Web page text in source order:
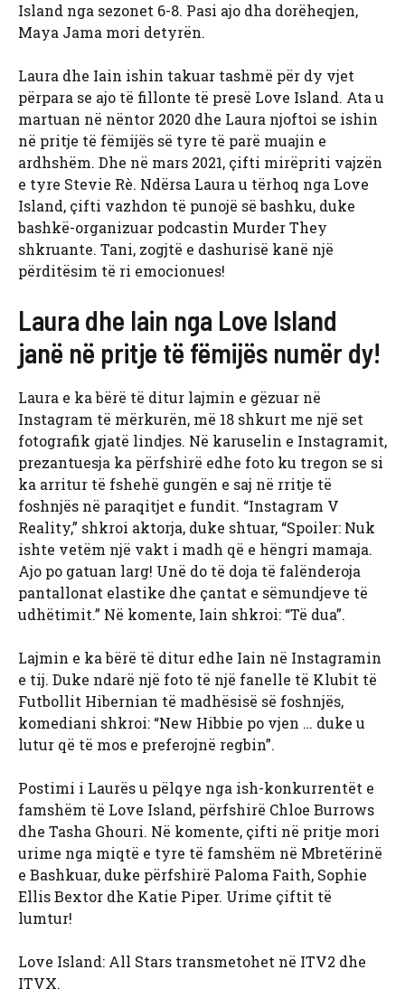
Island nga sezonet 6-8. Pasi ajo dha dorëheqjen,
Maya Jama mori detyrën.
Laura dhe Iain ishin takuar tashmë për dy vjet
përpara se ajo të fillonte të presë Love Island. Ata u
martuan në nëntor 2020 dhe Laura njoftoi se ishin
në pritje të fëmijës së tyre të parë muajin e
ardhshëm. Dhe në mars 2021, çifti mirëpriti vajzën
e tyre Stevie Rè. Ndërsa Laura u tërhoq nga Love
Island, çifti vazhdon të punojë së bashku, duke
bashkë-organizuar podcastin Murder They
shkruante. Tani, zogjtë e dashurisë kanë një
përditësim të ri emocionues!
Laura dhe Iain nga Love Island
janë në pritje të fëmijës numër dy!
Laura e ka bërë të ditur lajmin e gëzuar në
Instagram të mërkurën, më 18 shkurt me një set
fotografik gjatë lindjes. Në karuselin e Instagramit,
prezantuesja ka përfshirë edhe foto ku tregon se si
ka arritur të fshehë gungën e saj në rritje të
foshnjës në paraqitjet e fundit. “Instagram V
Reality,” shkroi aktorja, duke shtuar, “Spoiler: Nuk
ishte vetëm një vakt i madh që e hëngri mamaja.
Ajo po gatuan larg! Unë do të doja të falënderoja
pantallonat elastike dhe çantat e sëmundjeve të
udhëtimit.” Në komente, Iain shkroi: “Të dua”.
Lajmin e ka bërë të ditur edhe Iain në Instagramin
e tij. Duke ndarë një foto të një fanelle të Klubit të
Futbollit Hibernian të madhësisë së foshnjës,
komediani shkroi: “New Hibbie po vjen … duke u
lutur që të mos e preferojnë regbin”.
Postimi i Laurës u pëlqye nga ish-konkurrentët e
famshëm të Love Island, përfshirë Chloe Burrows
dhe Tasha Ghouri. Në komente, çifti në pritje mori
urime nga miqtë e tyre të famshëm në Mbretërinë
e Bashkuar, duke përfshirë Paloma Faith, Sophie
Ellis Bextor dhe Katie Piper. Urime çiftit të
lumtur!
Love Island: All Stars transmetohet në ITV2 dhe
ITVX.